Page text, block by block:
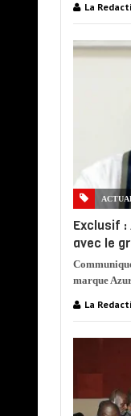
La
Exclusif
avec le
marque
La